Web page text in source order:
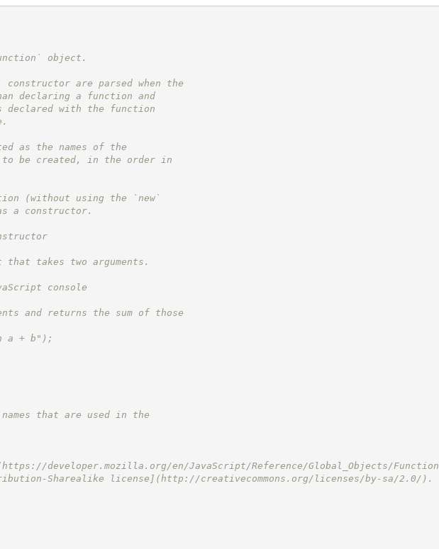
object.
are parsed when the
declaring a function and
declared with the function
as the names of the
be created, in the order in
(without using the `new`
a constructor.
takes two arguments.
console
and returns the sum of those
a + b");
that are used in the
https://developer.mozilla.org/en/JavaScript/Reference/Global_Objects/Function
Sharealike license](http://creativecommons.org/licenses/by-sa/2.0/ ).